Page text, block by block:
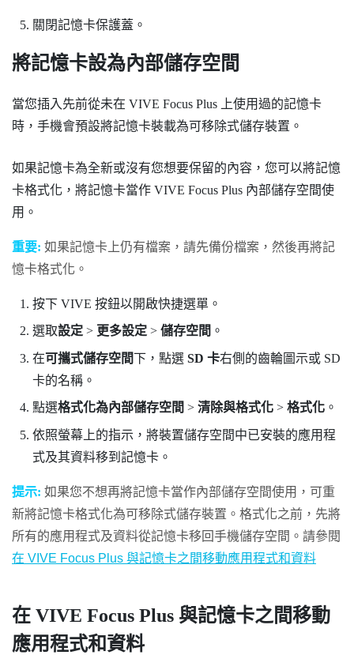
關閉記憶卡保護蓋。
將記憶卡設為內部儲存空間
當您插入先前從未在 VIVE Focus Plus 上使用過的記憶卡
時，手機會預設將記憶卡裝載為可移除式儲存裝置。
如果記憶卡為全新或沒有您想要保留的內容，您可以將記憶
卡格式化，將記憶卡當作 VIVE Focus Plus 內部儲存空間使
用。
重要: 如果記憶卡上仍有檔案，請先備份檔案，然後再將記
憶卡格式化。
按下 VIVE 按鈕以開啟快捷選單。
選取設定> 更多設定> 儲存空間 。
在可攜式儲存空間下，點選 SD 卡右側的齒輪圖示或 SD
卡的名稱。
點選格式化為內部儲存空間 > 清除與格式化> 格式化。
依照螢幕上的指示，將裝置儲存空間中已安裝的應用程
式及其資料移到記憶卡。
提示: 如果您不想再將記憶卡當作內部儲存空間使用，可重
新將記憶卡格式化為可移除式儲存裝置。格式化之前，先將
所有的應用程式及資料從記憶卡移回手機儲存空間。請參閱
在 VIVE Focus Plus 與記憶卡之間移動應用程式和資料
在 VIVE Focus Plus 與記憶卡之間移動
應用程式和資料